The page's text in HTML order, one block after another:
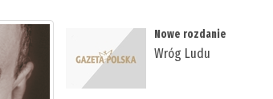
Nowe rozdanie
Wróg Ludu